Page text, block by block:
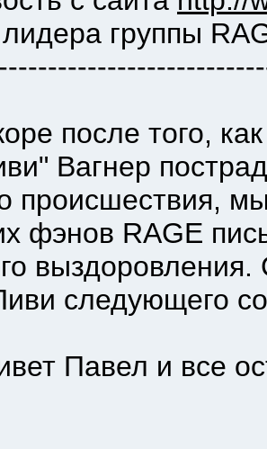
группы
того, как
Вагнер
происшествия,
фэнов RAGE
следующего
и все